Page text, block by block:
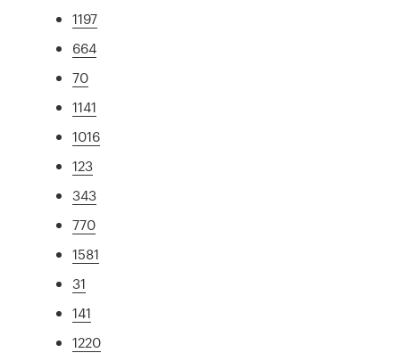
1197
664
70
1141
1016
123
343
770
1581
31
141
1220